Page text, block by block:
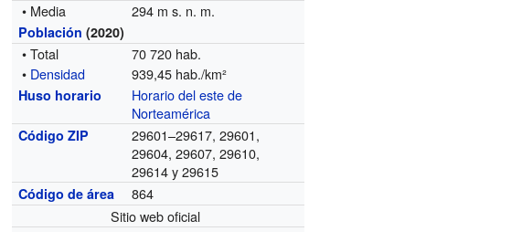
• Media 294 m s. n. m.
Población (2020)
• Total
70 720 hab.
• Densidad 939,45 hab./km²
Huso horario
Horario del este de
Norteamérica
Código ZIP
29601–29617, 29601,
29604, 29607, 29610,
29614 y 29615
Código de área
864
Sitio web oficial